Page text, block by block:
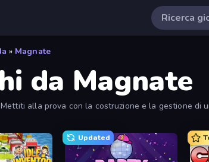
» Magnate
da Magnate
alla prova con la costruzione e la gestione di
Updated